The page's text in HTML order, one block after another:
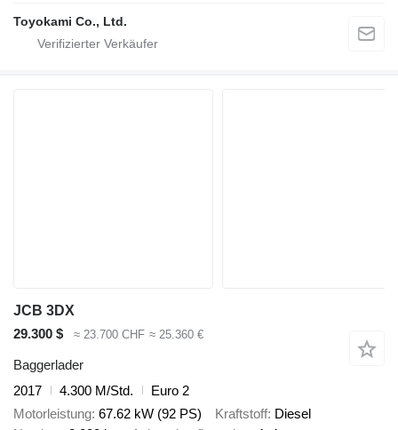
Toyokami Co., Ltd.
JCB 3DX
29.300 $
≈ 23.700 CHF ≈ 25.360 €
Baggerlader
2017
4.300 M/Std.
Euro 2
Motorleistung 67.62 kW (92 PS) Kraftstoff Diesel